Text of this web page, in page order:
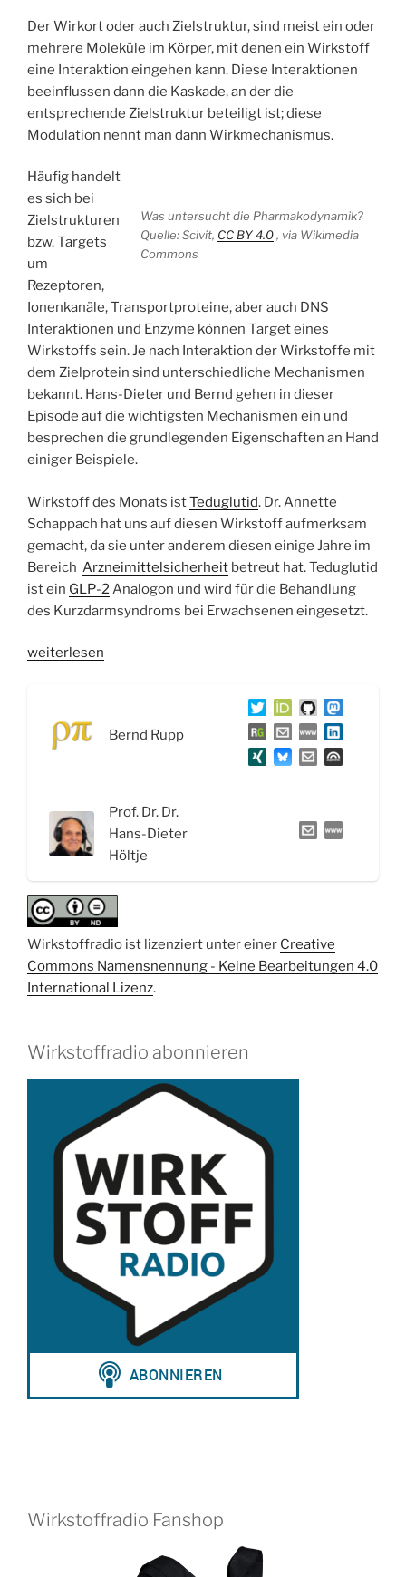
Der Wirkort oder auch Zielstruktur, sind meist ein oder
mehrere Moleküle im Körper, mit denen ein Wirkstoff
eine Interaktion eingehen kann. Diese Interaktionen
beeinflussen dann die Kaskade, an der die
entsprechende Zielstruktur beteiligt ist; diese
Modulation nennt man dann Wirkmechanismus.
Was untersucht die Pharmakodynamik?
Quelle: Scivit, CC BY 4.0, via Wikimedia
Commons
Häufig handelt
es sich bei
Zielstrukturen
bzw. Targets
um
Rezeptoren,
Ionenkanäle, Transportproteine, aber auch DNS
Interaktionen und Enzyme können Target eines
Wirkstoffs sein. Je nach Interaktion der Wirkstoffe mit
dem Zielprotein sind unterschiedliche Mechanismen
bekannt. Hans-Dieter und Bernd gehen in dieser
Episode auf die wichtigsten Mechanismen ein und
besprechen die grundlegenden Eigenschaften an Hand
einiger Beispiele.
Wirkstoff des Monats istTeduglutid. Dr. Annette
Schappach hat uns auf diesen Wirkstoff aufmerksam
gemacht, da sie unter anderem diesen einige Jahre im
Bereich Arzneimittelsicherheit betreut hat. Teduglutid
ist ein GLP-2Analogon und wird für die Behandlung
des Kurzdarmsyndroms bei Erwachsenen eingesetzt.
„WSR044
Wirkstoffen:
Wirkstoff
weiterlesen
Bernd Rupp
Prof. Dr. Dr.
Hans-Dieter
Höltje
Wirkstoffradio ist lizenziert unter einer Creative
Commons Namensnennung - Keine Bearbeitungen 4.0
International Lizenz.
Wirkstoffradio abonnieren
Wirkstoffradio Fanshop